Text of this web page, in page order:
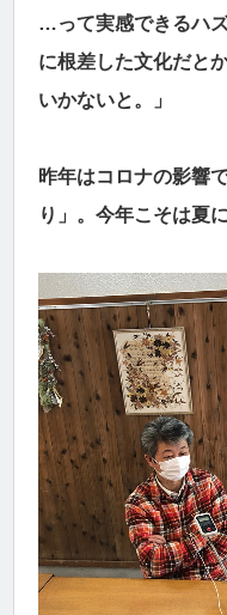
…って実感できるハ
に根差した文化だと
いかないと。」
昨年はコロナの影響
り」。今年こそは夏